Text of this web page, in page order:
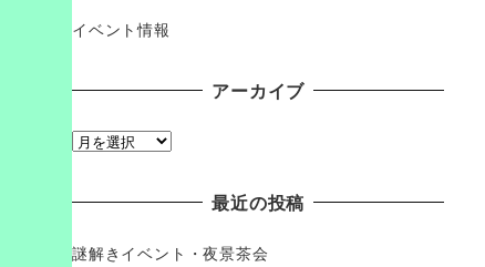
イベント情報
アーカイブ
ア
ブ
最近の投稿
謎解きイベント・夜景茶会